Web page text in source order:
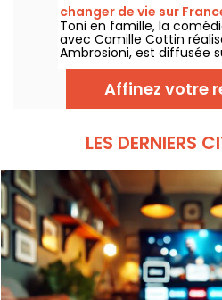
programmation
changer de vie sur
Toni en famille, la
avec Camille Cottin
Ambrosioni, est diffusée
août 2026 à 21h10.
Affinez votre
LES DERNIERS